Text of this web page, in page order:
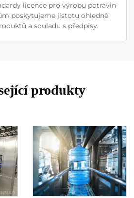
licence pro výrobu potravin
poskytujeme jistotu ohledně
a souladu s předpisy.
produkty